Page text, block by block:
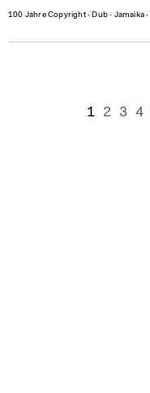
100 Jahre Copyright∙ Dub ∙ Jamaika ∙
1 2 3 4